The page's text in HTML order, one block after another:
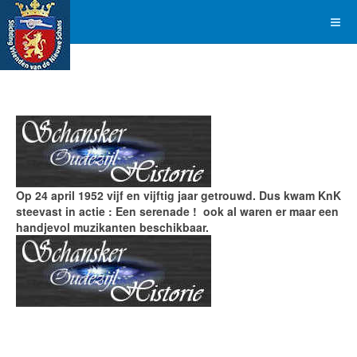
Op 24 april 1952 vijf en vijftig jaar getrouwd. Dus kwam KnK
steevast in actie : Een serenade ! ook al waren er maar een
handjevol muzikanten beschikbaar.